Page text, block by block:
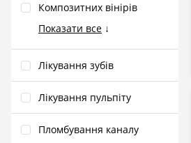
Композитних вінірів
Показати все ↓
Лікування зубів
Лікування пульпіту
Пломбування каналу